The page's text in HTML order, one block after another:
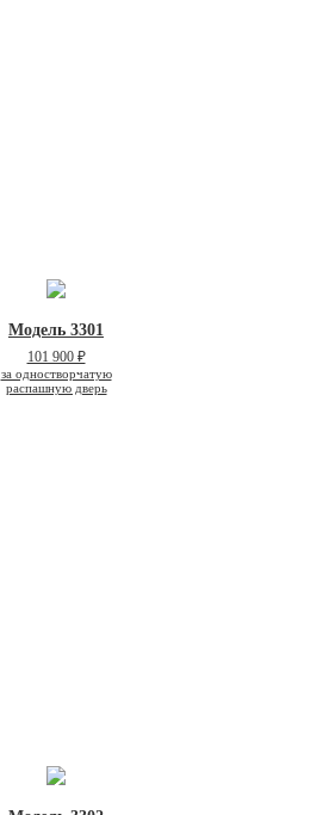
Модель 3301
101 900 ₽
за одностворчатую
распашную дверь